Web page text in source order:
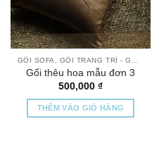
Gối thêu hoa mẫu đơn 3
500,000 ₫
THÊM VÀO GIỎ HÀNG